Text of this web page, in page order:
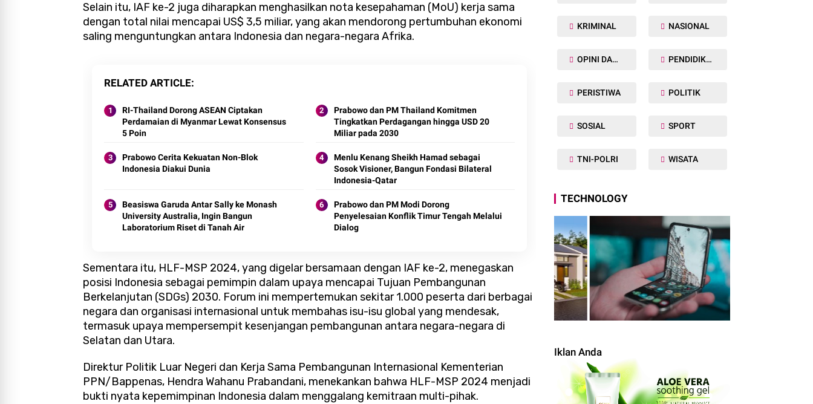
Selain itu, IAF ke-2 juga diharapkan menghasilkan nota kesepahaman (MoU) kerja sama
dengan total nilai mencapai US$ 3,5 miliar, yang akan mendorong pertumbuhan ekonomi
saling menguntungkan antara Indonesia dan negara-negara Afrika.
RELATED ARTICLE
RI-Thailand Dorong ASEAN Ciptakan
Perdamaian di Myanmar Lewat Konsensus
5 Poin
Prabowo dan PM Thailand Komitmen
Tingkatkan Perdagangan hingga USD 20
Miliar pada 2030
Prabowo Cerita Kekuatan Non-Blok
Indonesia Diakui Dunia
Menlu Kenang Sheikh Hamad sebagai
Sosok Visioner, Bangun Fondasi Bilateral
Indonesia-Qatar
Beasiswa Garuda Antar Sally ke Monash
University Australia, Ingin Bangun
Laboratorium Riset di Tanah Air
Prabowo dan PM Modi Dorong
Penyelesaian Konflik Timur Tengah Melalui
Dialog
Sementara itu, HLF-MSP 2024, yang digelar bersamaan dengan IAF ke-2, menegaskan
posisi Indonesia sebagai pemimpin dalam upaya mencapai Tujuan Pembangunan
Berkelanjutan (SDGs) 2030. Forum ini mempertemukan sekitar 1.000 peserta dari berbagai
negara dan organisasi internasional untuk membahas isu-isu global yang mendesak,
termasuk upaya mempersempit kesenjangan pembangunan antara negara-negara di
Selatan dan Utara.
Direktur Politik Luar Negeri dan Kerja Sama Pembangunan Internasional Kementerian
PPN/Bappenas, Hendra Wahanu Prabandani, menekankan bahwa HLF-MSP 2024 menjadi
bukti nyata kepemimpinan Indonesia dalam menggalang kemitraan multi-pihak.
KRIMINAL NASIONAL
OPINI DAN ARTIKEL PENDIDIKAN
PERISTIWA POLITIK
SOSIAL SPORT
TNI-POLRI WISATA
TECHNOLOGY
Iklan Anda